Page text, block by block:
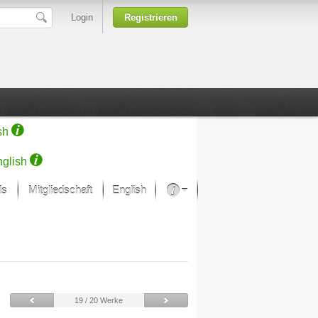
Login Registrieren
Mitgliedschaft English
Kunsthäuser
19 / 20 Werke